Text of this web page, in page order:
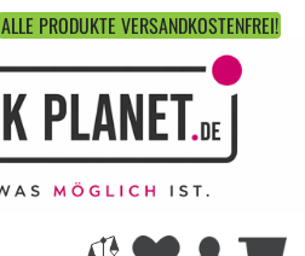
ALLE PRODUKTE VERSANDKOSTENFREI!